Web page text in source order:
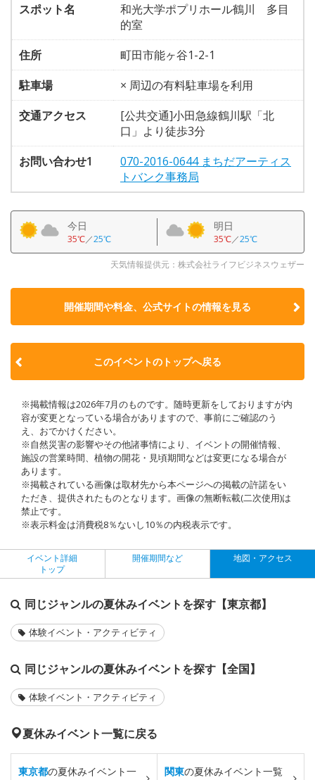
スポット名
和光大学ポプリホール鶴川 多目
的室
住所
町田市能ヶ谷1-2-1
駐車場
× 周辺の有料駐車場を利用
交通アクセス
[公共交通]小田急線鶴川駅「北
口」より徒歩3分
お問い合わせ1
070-2016-0644 まちだアーティス
トバンク事務局
今日
35℃／25℃
明日
35℃／25℃
天気情報提供元：株式会社ライフビジネスウェザー
開催期間や料金、公式サイトの情報を見る
このイベントのトップへ戻る
※掲載情報は2026年7月のものです。随時更新をしておりますが内
容が変更となっている場合がありますので、事前にご確認のう
え、おでかけください。
※自然災害の影響やその他諸事情により、イベントの開催情報、
施設の営業時間、植物の開花・見頃期間などは変更になる場合が
あります。
※掲載されている画像は取材先から本ページへの掲載の許諾をい
ただき、提供されたものとなります。画像の無断転載(二次使用)は
禁止です。
※表示料金は消費税8％ないし10％の内税表示です。
イベント詳細
トップ
開催期間など 地図・アクセス
同じジャンルの夏休みイベントを探す【東京都】
体験イベント・アクティビティ
同じジャンルの夏休みイベントを探す【全国】
体験イベント・アクティビティ
夏休みイベント一覧に戻る
東京都の夏休みイベント一
関東の夏休みイベント一覧